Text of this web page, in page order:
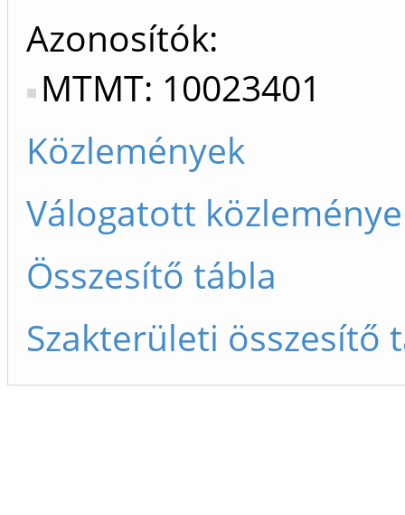
Azonosítók
MTMT: 10023401
Közlemények
Válogatott
Összesítő tábla
Szakterületi összesítő